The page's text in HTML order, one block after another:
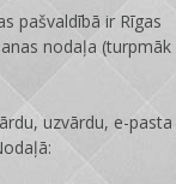
pašvaldībā ir Rīgas
nodaļa (turpmāk
uzvārdu, e-pasta